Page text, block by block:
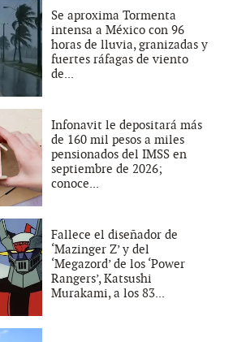
Se aproxima Tormenta
intensa a México con 96
horas de lluvia, granizadas y
fuertes ráfagas de viento
de...
Infonavit le depositará más
de 160 mil pesos a miles
pensionados del IMSS en
septiembre de 2026;
conoce...
Fallece el diseñador de
‘Mazinger Z’ y del
‘Megazord’ de los ‘Power
Rangers’, Katsushi
Murakami, a los 83...